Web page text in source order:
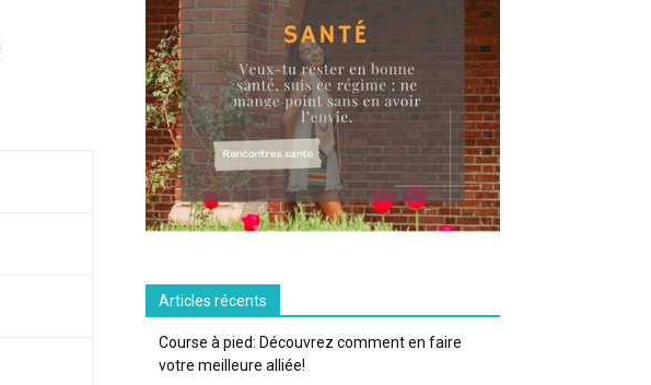
Articles récents
Course à pied: Découvrez comment en faire
votre meilleure alliée!